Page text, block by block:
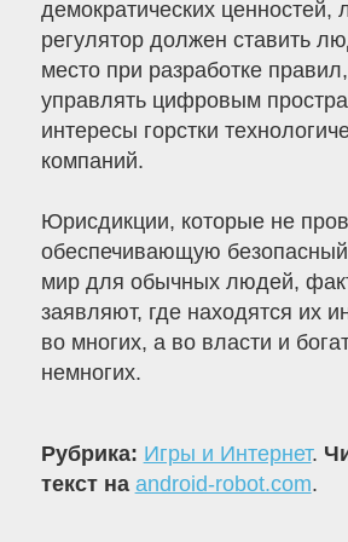
демократических ценностей,
регулятор должен ставить
место при разработке
управлять цифровым
интересы горстки
компаний.
Юрисдикции, которые не
обеспечивающую
мир для обычных людей,
заявляют, где находятся их
во многих, а во власти и
немногих.
Рубрика: Игры и Интернет.
текст на android-robot.com.